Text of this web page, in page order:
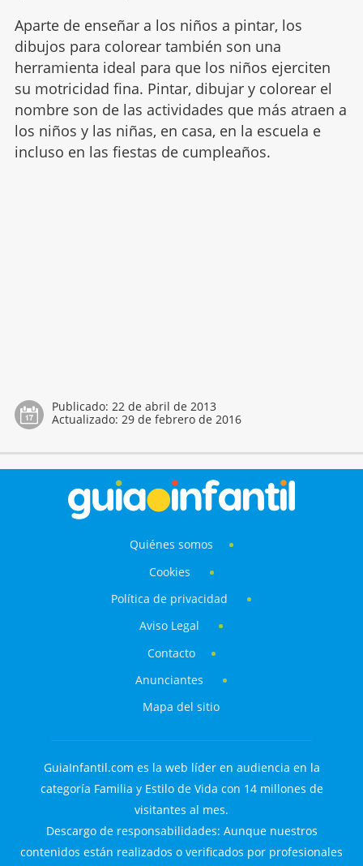
Aparte de enseñar a los niños a pintar, los
dibujos para colorear también son una
herramienta ideal para que los niños ejerciten
su motricidad fina. Pintar, dibujar y colorear el
nombre son de las actividades que más atraen a
los niños y las niñas, en casa, en la escuela e
incluso en las fiestas de cumpleaños.
Publicado: 22 de abril de 2013
Actualizado: 29 de febrero de 2016
Quiénes somos
Cookies
Política de privacidad
Aviso Legal
Contacto
Anunciantes
Mapa del sitio
GuiaInfantil.com es la web líder en audiencia en la
categoría Familia y Estilo de Vida con 14 millones de
visitantes al mes.
Descargo de responsabilidades: Aunque nuestros
contenidos están realizados o verificados por profesionales